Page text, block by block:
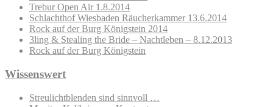
Trebur Open Air 1.8.2014
Schlachthof Wiesbaden Räucherkammer 13.6.2014
Rock auf der Burg Königstein 2014
3ling & Stealing the Bride – Nachtleben – 8.12.2013
Rock auf der Burg Königstein
Wissenswert
Streulichtblenden sind sinnvoll …